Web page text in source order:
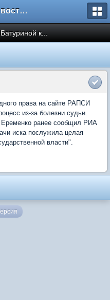
Форум Новостройки
к...
права на сайте РАПСИ
из-за болезни судьи.
ранее сообщил РИА
иска послужила целая
власти".